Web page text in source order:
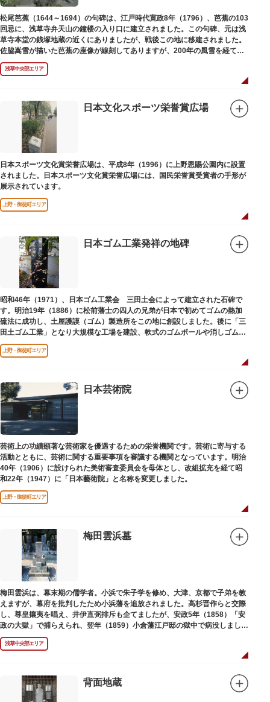
松尾芭蕉（1644～1694）の句碑は、江戸時代寛政8年（1796）、芭蕉の103
回忌に、浅草寺弁天山の鐘楼の入り口に建立されました。この句碑、元は浅
草寺本堂の銭塚地蔵の近くにありましたが、戦後この地に移建されました。
佐脇嵩雪が描いた芭蕉の座像が線刻してありますが、200年の風雪を経て、
碑石も欠損し、碑面の判読も困難となっています。
浅草中央部エリア
日本文化スポーツ栄誉賞広場
日本スポーツ文化賞栄誉広場は、平成8年（1996）に上野恩賜公園内に設置
されました。日本スポーツ文化賞栄誉広場には、国民栄誉賞受賞者の手形が
展示されています。
上野・御徒町エリア
日本ゴム工業発祥の地碑
昭和46年（1971）、日本ゴム工業会 三田土会によって建立された石碑で
す。明治19年（1886）に松前藩士の四人の兄弟が日本で初めてゴムの熱加
硫法に成功し、土屋護謨（ゴム）製造所をこの地に創設しました。後に「三
田土ゴム工業」となり大規模な工場を建設、軟式のゴムボールや消しゴムな
ど新しいゴム製品を次々に開発しました。
上野・御徒町エリア
日本芸術院
芸術上の功績顕著な芸術家を優遇するための栄誉機関です。芸術に寄与する
活動とともに、芸術に関する重要事項を審議する機関となっています。明治
40年（1906）に設けられた美術審査委員会を母体とし、改組拡充を経て昭
和22年（1947）に「日本藝術院」と名称を変更しました。
上野・御徒町エリア
梅田雲浜墓
梅田雲浜は、幕末期の儒学者。小浜で朱子学を修め、大津、京都で子弟を教
えますが、幕府を批判したため小浜藩を追放されました。高杉晋作らと交際
し、尊皇攘夷を唱え、井伊直弼排斥も企てましたが、安政5年（1858）「安
政の大獄」で捕らえられ、翌年（1859）小倉藩江戸邸の獄中で病没しまし
た。お墓は海禅寺（かいぜんじ）にあります。
浅草中央部エリア
背面地蔵